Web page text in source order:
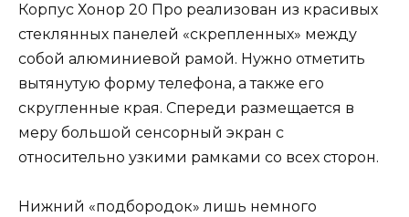
Корпус Хонор 20 Про реализован из красивых
стеклянных панелей «скрепленных» между
собой алюминиевой рамой. Нужно отметить
вытянутую форму телефона, а также его
скругленные края. Спереди размещается в
меру большой сенсорный экран с
относительно узкими рамками со всех сторон.
Нижний «подбородок» лишь немного